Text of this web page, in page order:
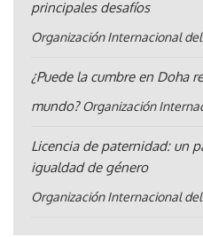
principales desafíos
Organización Internacional
¿Puede la cumbre en Doha
mundo? Organización
Licencia de paternidad: un
igualdad de género
Organización Internacional